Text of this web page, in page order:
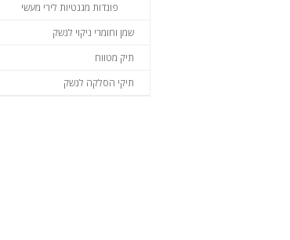
פונדות מגנטיות לירי מעשי
שמן וחומרי ניקוי לנשק
תיק מטווח
תיקי הסלקה לנשק